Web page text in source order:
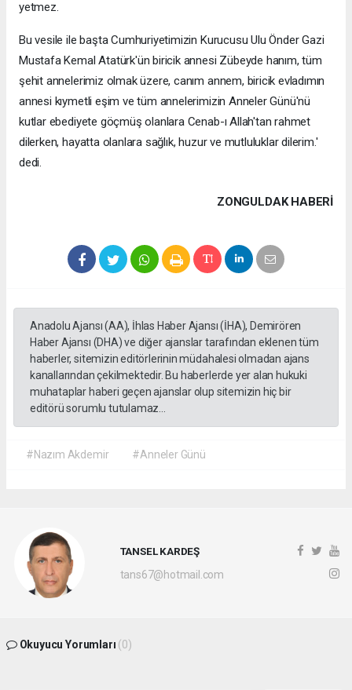
yetmez.
Bu vesile ile başta Cumhuriyetimizin Kurucusu Ulu Önder Gazi
Mustafa Kemal Atatürk'ün biricik annesi Zübeyde hanım, tüm
şehit annelerimiz olmak üzere, canım annem, biricik evladımın
annesi kıymetli eşim ve tüm annelerimizin Anneler Günü'nü
kutlar ebediyete göçmüş olanlara Cenab-ı Allah'tan rahmet
dilerken, hayatta olanlara sağlık, huzur ve mutluluklar dilerim.'
dedi.
ZONGULDAK HABERİ
Anadolu Ajansı (AA), İhlas Haber Ajansı (İHA), Demirören
Haber Ajansı (DHA) ve diğer ajanslar tarafından eklenen tüm
haberler, sitemizin editörlerinin müdahalesi olmadan ajans
kanallarından çekilmektedir. Bu haberlerde yer alan hukuki
muhataplar haberi geçen ajanslar olup sitemizin hiç bir
editörü sorumlu tutulamaz...
#Nazım Akdemir #Anneler Günü
TANSEL KARDEŞ
tans67@hotmail.com
Okuyucu Yorumları (0)